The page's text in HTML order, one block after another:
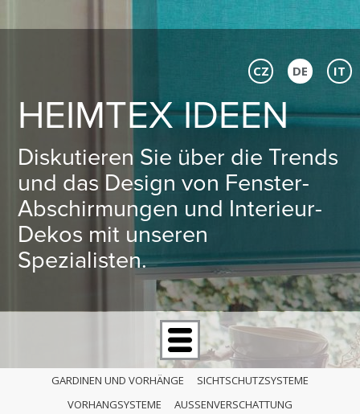
HEIMTEX IDEEN
Diskutieren Sie über die Trends
und das Design von Fenster-
Abschirmungen und Interieur-
Dekos mit unseren
Spezialisten.
CZ DE IT
GARDINEN UND VORHÄNGE
SICHTSCHUTZSYSTEME
VORHANGSYSTEME
AUSSENVERSCHATTUNG